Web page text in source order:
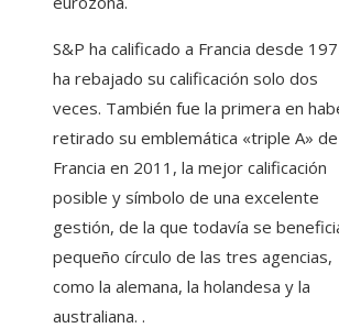
S&P ha calificado a Francia desde
ha rebajado su calificación solo dos
veces. También fue la primera en
retirado su emblemática «triple A» de
Francia en 2011, la mejor calificación
posible y símbolo de una excelente
gestión, de la que todavía se
pequeño círculo de las tres agencias,
como la alemana, la holandesa y la
australiana. .